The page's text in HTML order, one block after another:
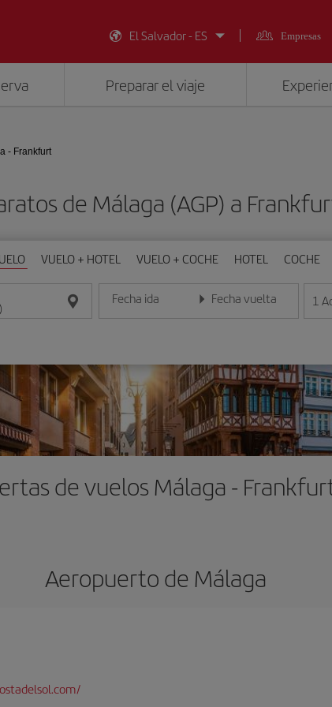
El Salvador - ES
Empresas
Preparar el viaje
- Frankfurt
de Málaga (AGP) a
VUELO + HOTEL VUELO + COCHE HOTEL COCHE
Fecha ida
Introduce la fecha en formato día/mes/año
Fecha vuelta
Introduce la fecha en 1
de vuelos Málaga -
Aeropuerto de Málaga